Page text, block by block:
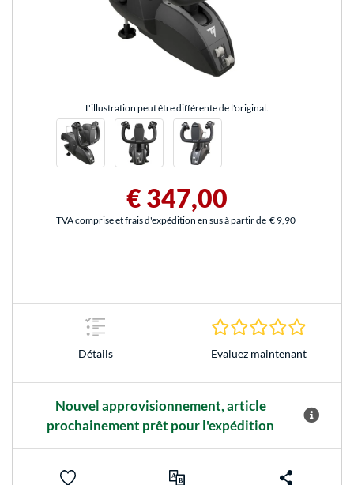
L'illustration peut être différente de l'original.
€ 347,00
TVA comprise et frais d'expédition en sus à partir de € 9,90
Détails Evaluez maintenant
Nouvel approvisionnement, article
prochainement prêt pour l'expédition